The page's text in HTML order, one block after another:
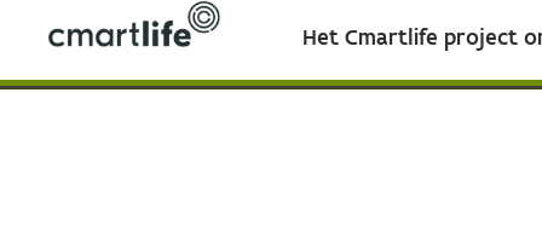
Het Cmartlife project